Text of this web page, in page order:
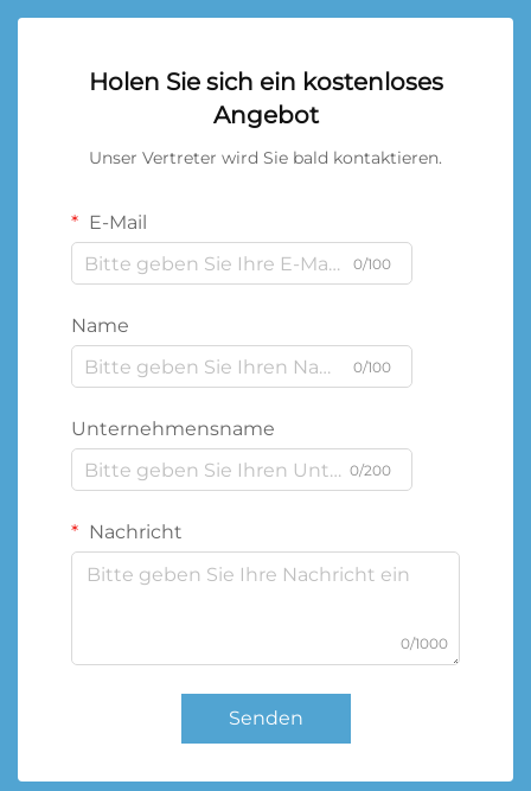
Holen Sie sich ein kostenloses
Angebot
Unser Vertreter wird Sie bald kontaktieren.
E-Mail
0/100
Name
0/100
Unternehmensname
0/200
Nachricht
0/1000
Senden